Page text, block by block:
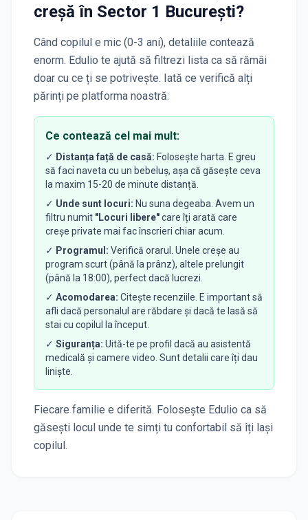
creșăîn Sector 1 București?
Când copilul e mic (0-3 ani), detaliile contează
enorm. Edulio te ajută să filtrezi lista ca să rămâi
doar cu ce ți se potrivește. Iată ce verifică alți
părinți pe platforma noastră:
Ce contează cel mai mult:
✓ Distanța față de casă: Folosește harta. E greu
să faci naveta cu un bebeluș, așa că găsește ceva
la maxim 15-20 de minute distanță.
✓ Unde sunt locuri: Nu suna degeaba. Avem un
filtru numit "Locuri libere"care îți arată care
creșe private mai fac înscrieri chiar acum.
✓ Programul: Verifică orarul. Unele creșe au
program scurt (până la prânz), altele prelungit
(până la 18:00), perfect dacă lucrezi.
✓ Acomodarea: Citește recenziile. E important să
afli dacă personalul are răbdare și dacă te lasă să
stai cu copilul la început.
✓ Siguranța: Uită-te pe profil dacă au asistentă
medicală și camere video. Sunt detalii care îți dau
liniște.
Fiecare familie e diferită. Folosește Edulio ca să
găsești locul unde te simți tu confortabil să îți lași
copilul.